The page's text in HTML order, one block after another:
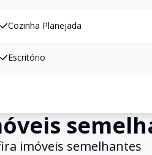
Cozinha Planejada
Escritório
imóveis semelhantes